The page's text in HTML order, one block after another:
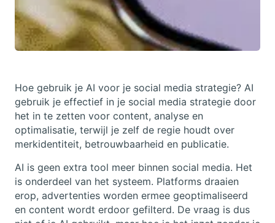
Hoe gebruik je AI voor je social media strategie? AI
gebruik je effectief in je social media strategie door
het in te zetten voor content, analyse en
optimalisatie, terwijl je zelf de regie houdt over
merkidentiteit, betrouwbaarheid en publicatie.
AI is geen extra tool meer binnen social media. Het
is onderdeel van het systeem. Platforms draaien
erop, advertenties worden ermee geoptimaliseerd
en content wordt erdoor gefilterd. De vraag is dus